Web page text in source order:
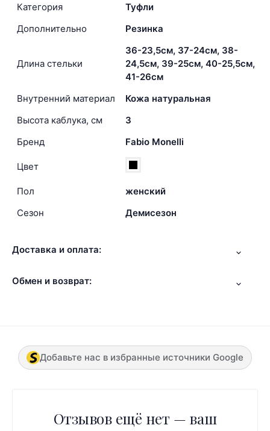
Категория
Туфли
Дополнительно
Резинка
Длина стельки
36-23,5см, 37-24см, 38-
24,5см, 39-25см, 40-25,5см,
41-26см
Внутренний материал
Кожа натуральная
Высота каблука, см
3
Бренд
Fabio Monelli
Цвет
Пол
женский
Сезон
Демисезон
Доставка и оплата:
Обмен и возврат:
Добавьте нас в избранные источники Google
Отзывов ещё нет — ваш